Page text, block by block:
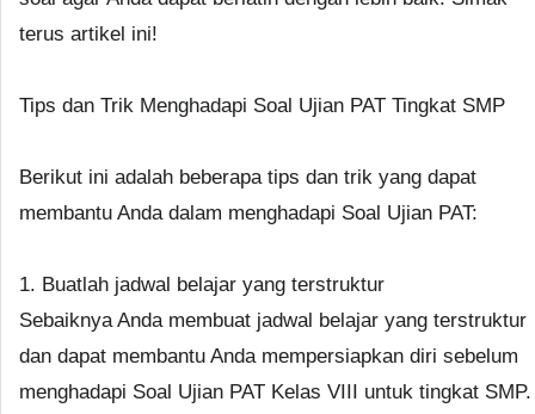
terus artikel ini!
Tips dan Trik Menghadapi Soal Ujian PAT Tingkat SMP
Berikut ini adalah beberapa tips dan trik yang dapat
membantu Anda dalam menghadapi Soal Ujian PAT:
1. Buatlah jadwal belajar yang terstruktur
Sebaiknya Anda membuat jadwal belajar yang terstruktur
dan dapat membantu Anda mempersiapkan diri sebelum
menghadapi Soal Ujian PAT Kelas VIII untuk tingkat SMP.